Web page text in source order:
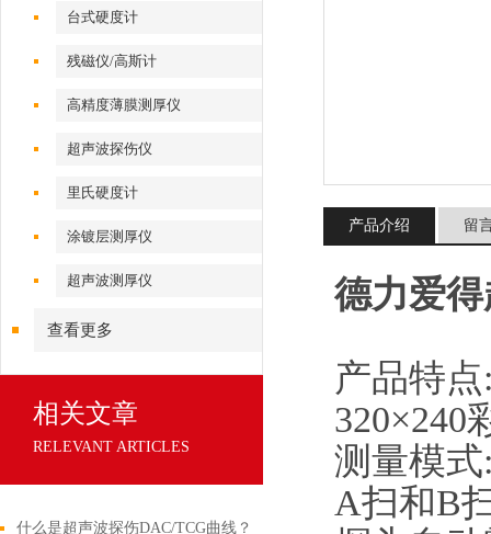
台式硬度计
残磁仪/高斯计
高精度薄膜测厚仪
超声波探伤仪
里氏硬度计
涂镀层测厚仪
超声波测厚仪
查看更多
相关文章
RELEVANT ARTICLES
什么是超声波探伤DAC/TCG曲线？
产品介绍 留
德力爱
产品特点
320×240
测量模
A扫和B